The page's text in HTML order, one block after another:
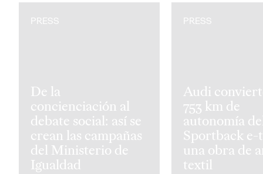
PRESS
De la
concienciación al
debate social: así se
crean las campañas
del Ministerio de
Igualdad
PRESS
Audi
753 km de
autonomía
Sportback e-
una obra de
textil